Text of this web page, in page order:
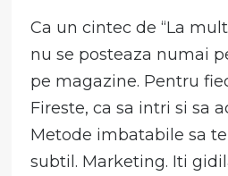
Ca un cintec de “La
nu se posteaza numai
pe magazine. Pentru
Fireste, ca sa intri si sa
Metode imbatabile sa
subtil. Marketing. Iti